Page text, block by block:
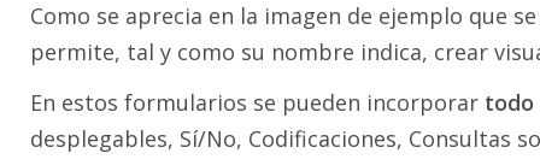
Como se aprecia en la imagen de ejemplo que
permite, tal y como su nombre indica, crear
En estos formularios se pueden incorporar todo
desplegables, Sí/No, Codificaciones, Consultas